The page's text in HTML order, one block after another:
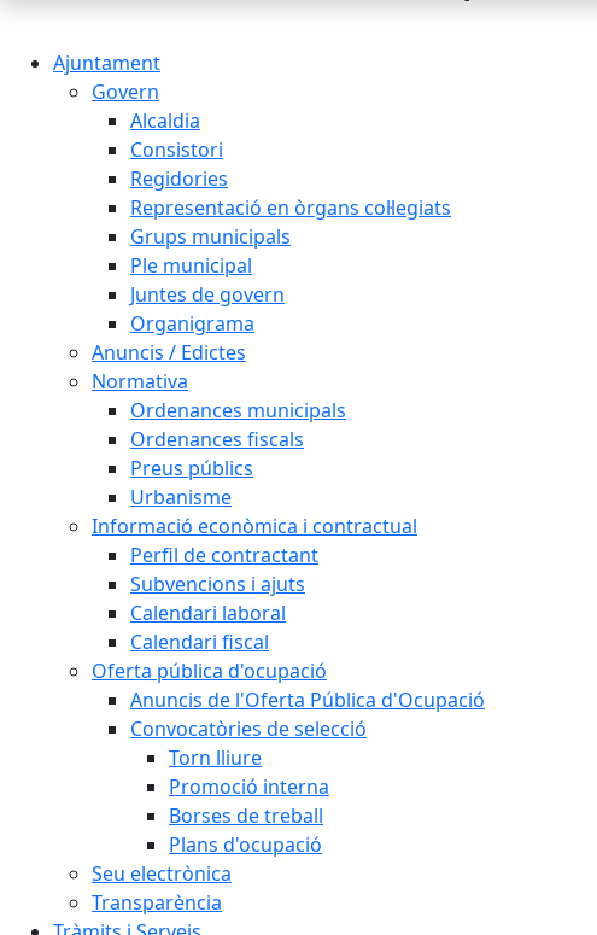
Ajuntament
Govern
Alcaldia
Consistori
Regidories
Representació en òrgans col·legiats
Grups municipals
Ple municipal
Juntes de govern
Organigrama
Anuncis / Edictes
Normativa
Ordenances municipals
Ordenances fiscals
Preus públics
Urbanisme
Informació econòmica i contractual
Perfil de contractant
Subvencions i ajuts
Calendari laboral
Calendari fiscal
Oferta pública d'ocupació
Anuncis de l'Oferta Pública d'Ocupació
Convocatòries de selecció
Torn lliure
Promoció interna
Borses de treball
Plans d'ocupació
Seu electrònica
Transparència